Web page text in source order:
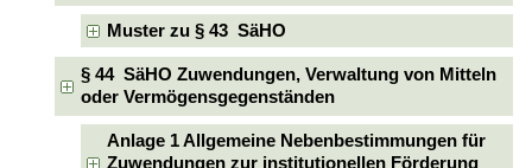
Muster zu § 43 SäHO
§ 44 SäHO Zuwendungen, Verwaltung von Mitteln
oder Vermögensgegenständen
Anlage 1 Allgemeine Nebenbestimmungen für
Zuwendungen zur institutionellen Förderung